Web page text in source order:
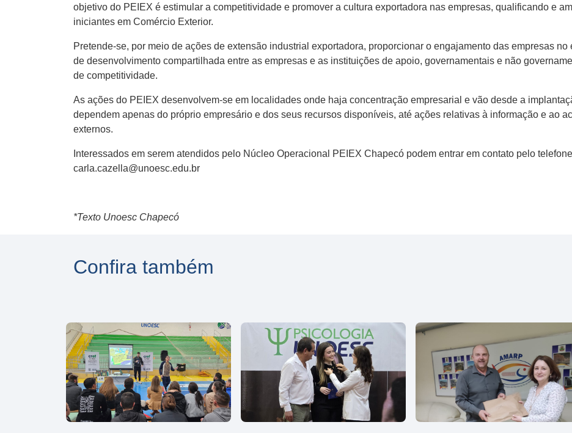
objetivo do PEIEX é estimular a competitividade e promover a cultura exportadora nas empresas, qualificando e
iniciantes em Comércio Exterior.
Pretende-se, por meio de ações de extensão industrial exportadora, proporcionar o engajamento das empresas
de desenvolvimento compartilhada entre as empresas e as instituições de apoio, governamentais e não
de competitividade.
As ações do PEIEX desenvolvem-se em localidades onde haja concentração empresarial e vão desde a
dependem apenas do próprio empresário e dos seus recursos disponíveis, até ações relativas à informação e ao
externos.
Interessados em serem atendidos pelo Núcleo Operacional PEIEX Chapecó podem entrar em contato pelo
carla.cazella@unoesc.edu.br
*Texto Unoesc Chapecó
Confira também